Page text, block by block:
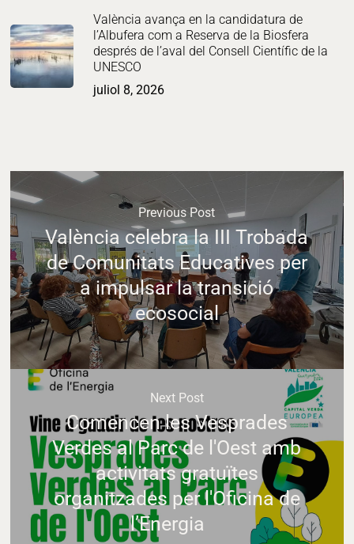
València avança en la candidatura de
l’Albufera com a Reserva de la Biosfera
després de l’aval del Consell Científic de la
UNESCO
juliol 8, 2026
Previous Post
València celebra la III Trobada
de Comunitats Educatives per
a impulsar la transició
ecosocial
Next Post
Comencen les Vesprades
Verdes al Parc de l'Oest amb
activitats gratuïtes
organitzades per l'Oficina de
l’Energia